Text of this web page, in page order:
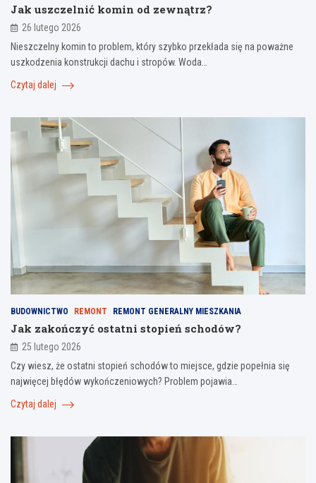
Jak uszczelnić komin od zewnątrz?
26 lutego 2026
Nieszczelny komin to problem, który szybko przekłada się na poważne
uszkodzenia konstrukcji dachu i stropów. Woda…
Czytaj dalej
BUDOWNICTWO REMONT REMONT GENERALNY MIESZKANIA
Jak zakończyć ostatni stopień schodów?
25 lutego 2026
Czy wiesz, że ostatni stopień schodów to miejsce, gdzie popełnia się
najwięcej błędów wykończeniowych? Problem pojawia…
Czytaj dalej